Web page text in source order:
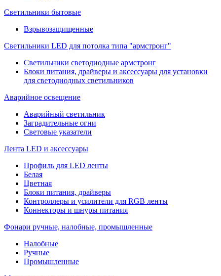
Светильники бытовые
Взрывозащищенные
Светильники LED для потолка типа "армстронг"
Светильники светодиодные армстронг
Блоки питания, драйверы и аксессуары для установки
для светодиодных светильников
Аварийное освещение
Аварийный светильник
Заградительные огни
Световые указатели
Лента LED и аксессуары
Профиль для LED ленты
Белая
Цветная
Блоки питания, драйверы
Контроллеры и усилители для RGB ленты
Коннекторы и шнуры питания
Фонари ручные, налобные, промышленные
Налобные
Ручные
Промышленные